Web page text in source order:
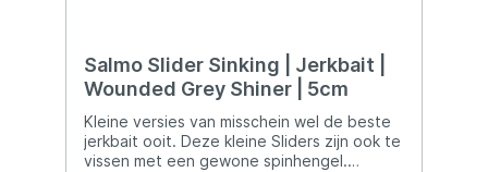
Salmo Slider Sinking | Jerkbait |
Wounded Grey Shiner | 5cm
Kleine versies van misschein wel de beste
jerkbait ooit. Deze kleine Sliders zijn ook te
vissen met een gewone spinhengel.